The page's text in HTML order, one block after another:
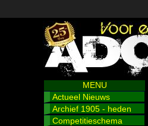
MENU
Actueel Nieuws
Archief 1905 - heden
Competitieschema